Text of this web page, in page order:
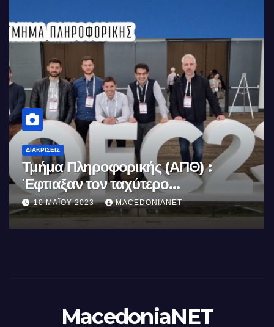
ΔΙΑΚΡΊΣΕΙΣ
Κορακάκη: Στην Κορυφή του
Κόσμου
8 ΔΕΚΕΜΒΡΊΟΥ 2022 MACEDONIANET
MacedoniaNET